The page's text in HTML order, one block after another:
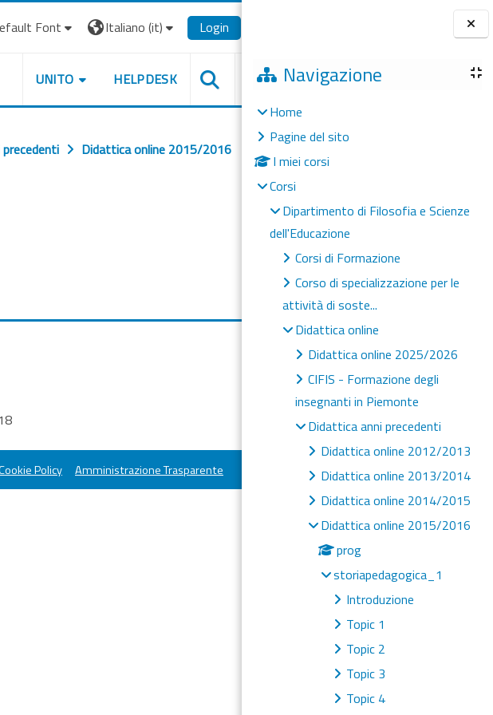
Blocchi
Navigazione
Home
Pagine del sito
I miei corsi
Corsi
Dipartimento di Filosofia e Scienze
dell'Educazione
Corsi di Formazione
Corso di specializzazione per le
attività di soste...
Didattica online
Didattica online 2025/2026
CIFIS - Formazione degli
insegnanti in Piemonte
Didattica anni precedenti
Didattica online 2012/2013
Didattica online 2013/2014
Didattica online 2014/2015
Didattica online 2015/2016
prog
storiapedagogica_1
Introduzione
Topic 1
Topic 2
Topic 3
Topic 4
Font Italiano ‎(it)‎ Login
UNITO HELPDESK
Didattica online 2015/2016
Policy Amministrazione Trasparente